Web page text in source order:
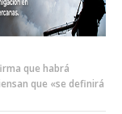
que habrá
que «se definirá